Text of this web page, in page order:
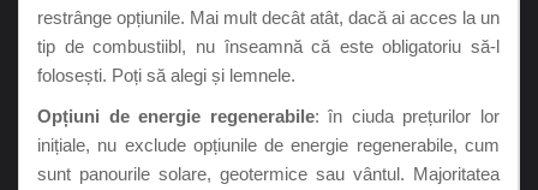
restrânge opțiunile. Mai mult decât atât, dacă ai acces la un
tip de combustiibl, nu înseamnă că este obligatoriu să-l
folosești. Poți să alegi și lemnele.
Opțiuni de energie regenerabile: în ciuda prețurilor lor
inițiale, nu exclude opțiunile de energie regenerabile, cum
sunt panourile solare, geotermice sau vântul. Majoritatea